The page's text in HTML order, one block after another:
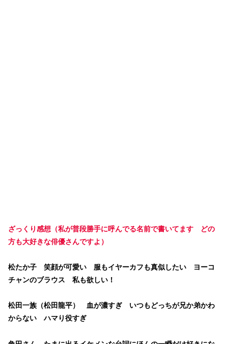
ざっくり感想（私が普段勝手に呼んでる名前で書いてます どの
方も大好きな俳優さんですよ）
松たか子 笑顔が可愛い 服もイヤーカフも真似したい ヨーコ
チャンのブラウス 私も欲しい！
松田一族（松田龍平） 血が濃すぎ いつもどっちが兄か弟かわ
からない ハマり役すぎ